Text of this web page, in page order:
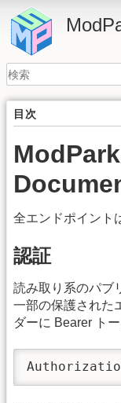
目次
全エンドポイント
認証
読み取り系のパブ
一部の保護された
ダーに Bearer ト